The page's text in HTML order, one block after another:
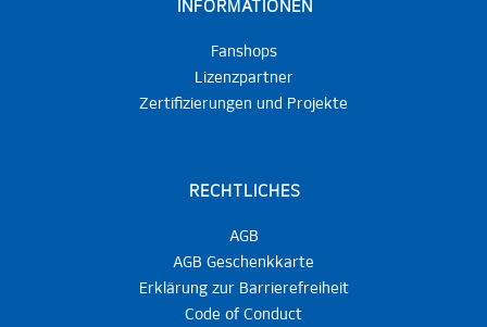
INFORMATIONEN
Fanshops
Lizenzpartner
Zertifizierungen und Projekte
RECHTLICHES
AGB
AGB Geschenkkarte
Erklärung zur Barrierefreiheit
Code of Conduct